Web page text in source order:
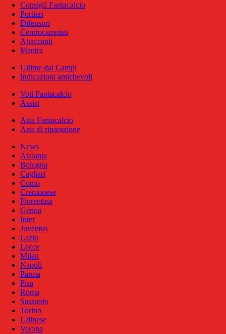
Consigli Fantacalcio
Portieri
Difensori
Centrocampisti
Attaccanti
Mantra
Ultime dai Campi
Indicazioni amichevoli
Voti Fantacalcio
Assist
Asta Fantacalcio
Asta di riparazione
News
Atalanta
Bologna
Cagliari
Como
Cremonese
Fiorentina
Genoa
Inter
Juventus
Lazio
Lecce
Milan
Napoli
Parma
Pisa
Roma
Sassuolo
Torino
Udinese
Verona